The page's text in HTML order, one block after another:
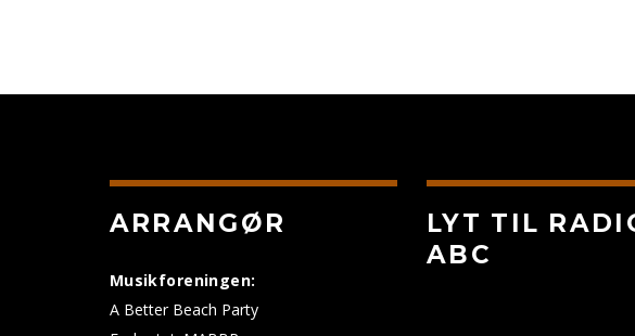
ARRANGØR
Musikforeningen:
A Better Beach Party
LYT TIL
ABC